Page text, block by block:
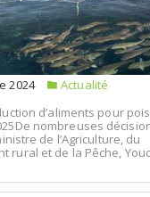
2024
Actualité
d’aliments pour
nombreuses
de l’Agriculture, du
rural et de la Pêche,